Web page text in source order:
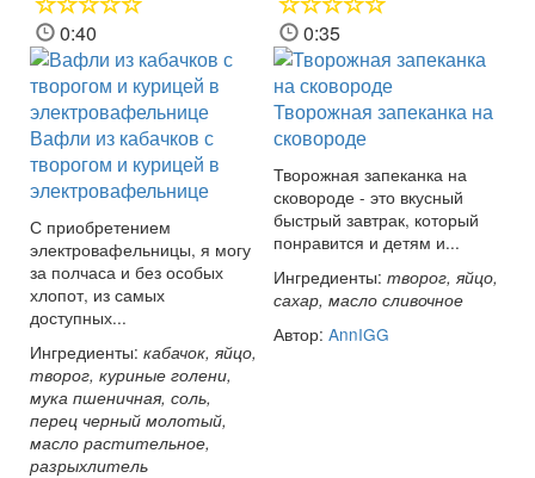
0:40
Вафли из кабачков с
творогом и курицей в
электровафельнице
С приобретением
электровафельницы, я могу
за полчаса и без особых
хлопот, из самых
доступных...
Ингредиенты: кабачок, яйцо,
творог, куриные голени,
мука пшеничная, соль,
перец черный молотый,
масло растительное,
разрыхлитель
0:35
Творожная запеканка на
сковороде
Творожная запеканка на
сковороде - это вкусный
быстрый завтрак, который
понравится и детям и...
Ингредиенты: творог, яйцо,
сахар, масло сливочное
Автор: AnnIGG